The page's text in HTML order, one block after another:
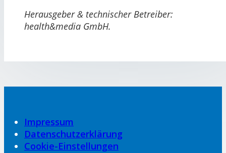
Herausgeber & technischer Betreiber:
health&media GmbH.
Impressum
Datenschutzerklärung
Cookie-Einstellungen